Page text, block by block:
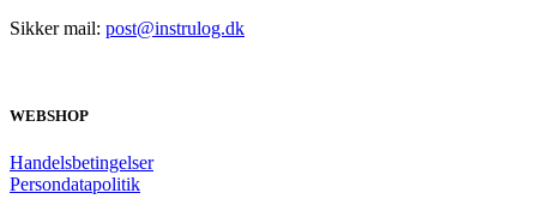
Sikker mail: post@instrulog.dk
WEBSHOP
Handelsbetingelser
Persondatapolitik